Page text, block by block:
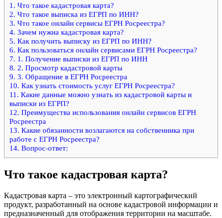
1. Что такое кадастровая карта?
2. Что такое выписка из ЕГРП по ИНН?
3. Что такое онлайн сервисы ЕГРН Росреестра?
4. Зачем нужна кадастровая карта?
5. Как получить выписку из ЕГРП по ИНН?
6. Как пользоваться онлайн сервисами ЕГРН Росреестра?
7. 1. Получение выписки из ЕГРП по ИНН
8. 2. Просмотр кадастровой карты
9. 3. Обращение в ЕГРН Росреестра
10. Как узнать стоимость услуг ЕГРН Росреестра?
11. Какие данные можно узнать из кадастровой карты и
выписки из ЕГРП?
12. Преимущества использования онлайн сервисов ЕГРН
Росреестра
13. Какие обязанности возлагаются на собственника при
работе с ЕГРН Росреестра?
14. Вопрос-ответ:
Что такое кадастровая карта?
Кадастровая карта – это электронный картографический
продукт, разработанный на основе кадастровой информации и
предназначенный для отображения территории на масштабе.